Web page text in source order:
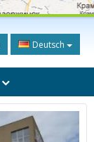
Deutsch